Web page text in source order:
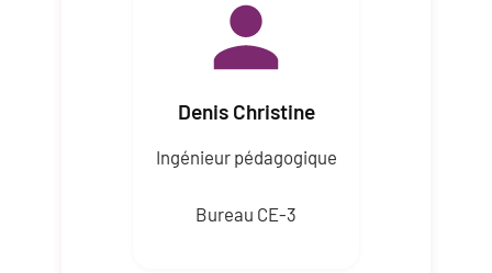
Denis Christine
Ingénieur pédagogique
Bureau CE-3